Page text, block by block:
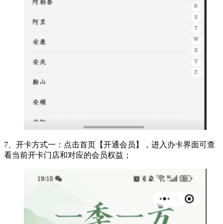
7、开卡方式一：点击首页【开通会员】，进入办卡界面可查
看当前开卡门店和对应的会员权益；